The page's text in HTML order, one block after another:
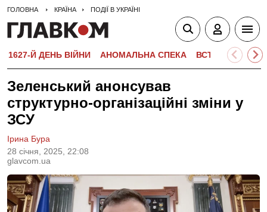
ГОЛОВНА КРАЇНА ПОДІЇ В УКРАЇНІ
1627-Й ДЕНЬ ВІЙНИ АНОМАЛЬНА СПЕКА ВСТУПНА
Зеленський анонсував
структурно-організаційні зміни у
ЗСУ
28 сiчня, 2025, 22:08
glavcom.ua
Ірина Бура